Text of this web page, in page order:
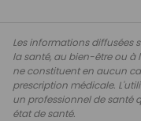
Les informations diffusées
la santé, au bien-être ou à
ne constituent en aucun
prescription médicale.
un professionnel de santé
état de santé.